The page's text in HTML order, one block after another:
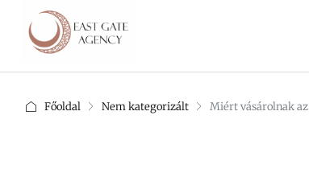
Főoldal Nem kategorizált Miért vásárolnak